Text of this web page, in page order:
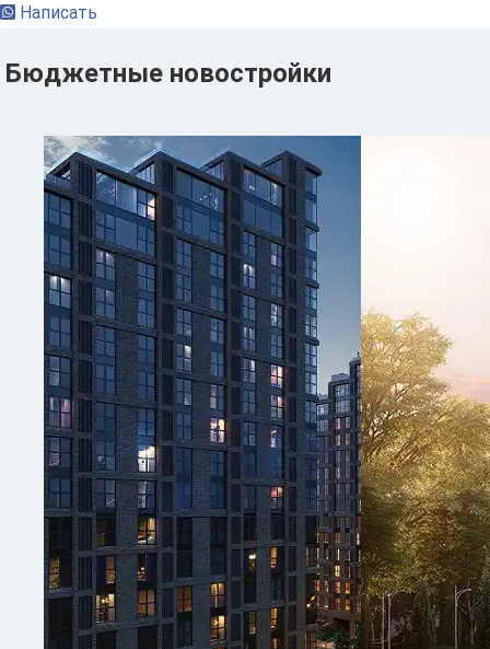
Написать
Бюджетные новостройки